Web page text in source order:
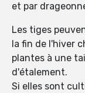
et par
Les tiges
la fin de l'hiver
plantes à une
d'étalement.
Si elles sont